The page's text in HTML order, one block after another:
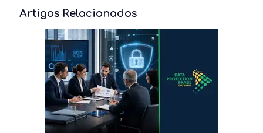
Artigos Relacionados